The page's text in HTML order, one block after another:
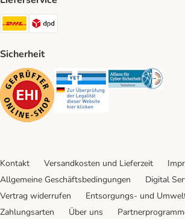
DHL Shipping Method
Sicherheit
Security Security
Kontakt Versandkosten und Lieferzeit
Allgemeine Geschäftsbedingungen
Digital
Vertrag widerrufen
Entsorgungs- und
Zahlungsarten
Über uns